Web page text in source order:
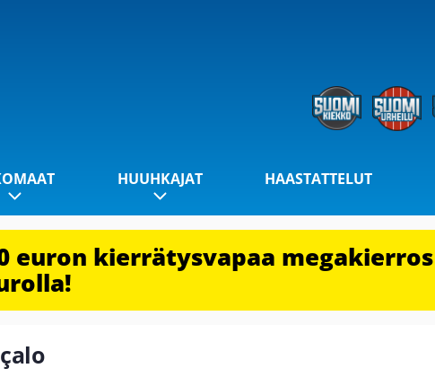
HUUHKAJAT HAASTATTELUT
euron kierrätysvapaa megakierros